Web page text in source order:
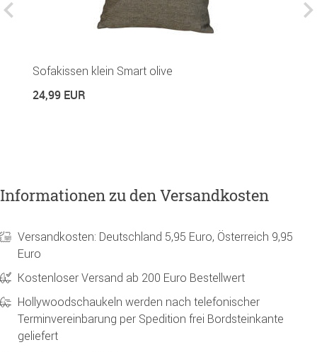
Sofakissen klein Smart olive
24,99 EUR
Informationen zu den Versandkosten
Versandkosten: Deutschland 5,95 Euro, Österreich 9,95
Euro
Kostenloser Versand ab 200 Euro Bestellwert
Hollywoodschaukeln werden nach telefonischer
Terminvereinbarung per Spedition frei Bordsteinkante
geliefert